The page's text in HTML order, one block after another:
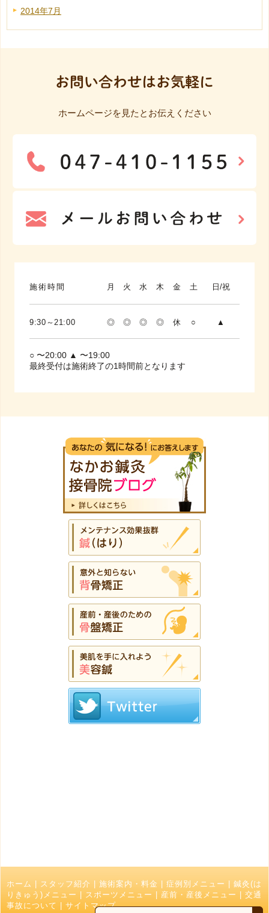
2014年7月
お問い合わせはお気軽に
ホームページを見たとお伝えください
施術時間 月 火 水 木 金 土 日/祝
9:30～21:00 ◎ ◎ ◎ ◎ 休 ○ ▲
○ 〜20:00 ▲ 〜19:00
最終受付は施術終了の1時間前となります
ホーム スタッフ紹介 施術案内・料金 症例別メニュー
鍼灸(は
りきゅう)メニュー
スポーツメニュー 産前・産後メニュー
交通
事故について
サイトマップ